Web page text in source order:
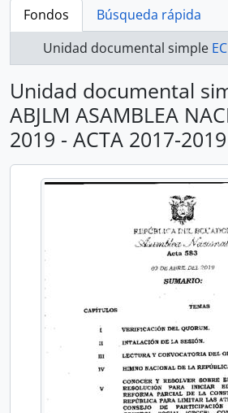
Fondos
Búsqueda rápida
Unidad documental simple EC AN
Unidad documental
ABJLM ASAMBLEA
2019 - ACTA 2017-2019